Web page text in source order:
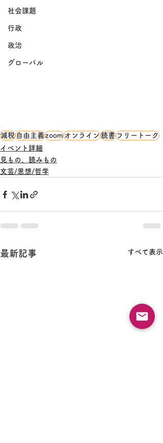
社会課題
行政
政治
グローバル
減税自由主義zoomオンライン読書フリートーク
イベント詳細
見もの、読みもの
文芸/思想/哲学
最新記事 すべて表示